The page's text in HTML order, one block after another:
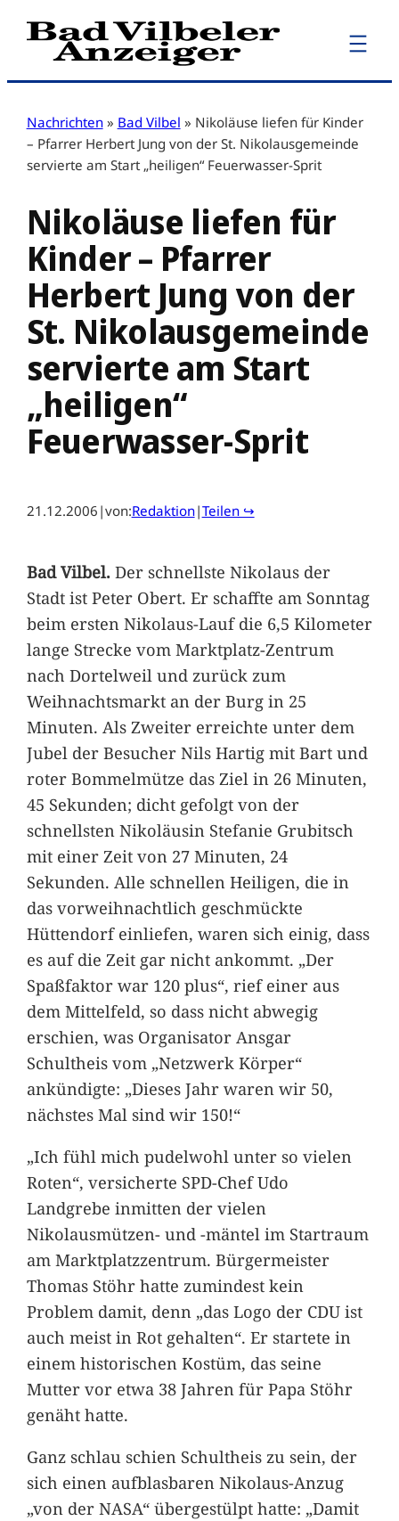
Zum
Inhalt
Nachrichten » Bad Vilbel » Nikoläuse liefen für Kinder
– Pfarrer Herbert Jung von der St. Nikolausgemeinde
servierte am Start „heiligen“ Feuerwasser-Sprit
Nikoläuse liefen für
Kinder – Pfarrer
Herbert Jung von der
St. Nikolausgemeinde
servierte am Start
„heiligen“
Feuerwasser-Sprit
21.12.2006 |von:Redaktion|Teilen ↪
Bad Vilbel.Der schnellste Nikolaus der
Stadt ist Peter Obert. Er schaffte am Sonntag
beim ersten Nikolaus-Lauf die 6,5 Kilometer
lange Strecke vom Marktplatz-Zentrum
nach Dortelweil und zurück zum
Weihnachtsmarkt an der Burg in 25
Minuten. Als Zweiter erreichte unter dem
Jubel der Besucher Nils Hartig mit Bart und
roter Bommelmütze das Ziel in 26 Minuten,
45 Sekunden; dicht gefolgt von der
schnellsten Nikoläusin Stefanie Grubitsch
mit einer Zeit von 27 Minuten, 24
Sekunden. Alle schnellen Heiligen, die in
das vorweihnachtlich geschmückte
Hüttendorf einliefen, waren sich einig, dass
es auf die Zeit gar nicht ankommt. „Der
Spaßfaktor war 120 plus“, rief einer aus
dem Mittelfeld, so dass nicht abwegig
erschien, was Organisator Ansgar
Schultheis vom „Netzwerk Körper“
ankündigte: „Dieses Jahr waren wir 50,
nächstes Mal sind wir 150!“
„Ich fühl mich pudelwohl unter so vielen
Roten“, versicherte SPD-Chef Udo
Landgrebe inmitten der vielen
Nikolausmützen- und -mäntel im Startraum
am Marktplatzzentrum. Bürgermeister
Thomas Stöhr hatte zumindest kein
Problem damit, denn „das Logo der CDU ist
auch meist in Rot gehalten“. Er startete in
einem historischen Kostüm, das seine
Mutter vor etwa 38 Jahren für Papa Stöhr
genäht hatte.
Ganz schlau schien Schultheis zu sein, der
sich einen aufblasbaren Nikolaus-Anzug
„von der NASA“ übergestülpt hatte: „Damit